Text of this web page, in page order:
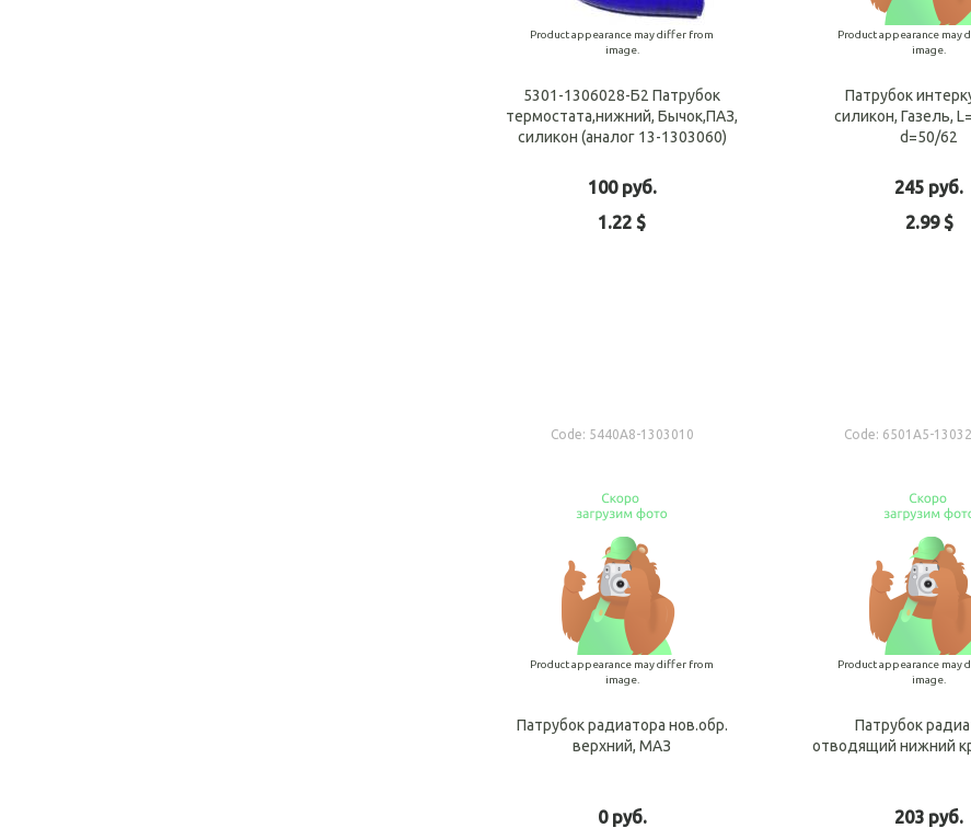
Product appearance may differ from
image.
5301-1306028-Б2 Патрубок
термостата,нижний, Бычок,ПАЗ,
силикон (аналог 13-1303060)
100 руб.
1.22 $
Product appearance may
image.
Патрубок
силикон, Газель,
d=50/62
245 руб.
2.99 $
Code: 5440А8-1303010
Product appearance may differ from
image.
Патрубок радиатора нов.обр.
верхний, МАЗ
0 руб.
Code: 6501А5-
Product appearance may
image.
Патрубок
отводящий нижний
203 руб.